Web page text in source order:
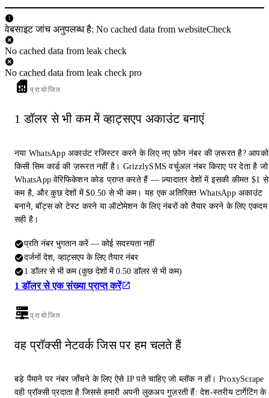
वेबसाइट जांच अनुपलब्ध है: No cached data from websiteCheck
No cached data from leak check
No cached data from leak check pro
प्रायोजित
1 डॉलर से भी कम में व्हाट्सएप अकाउंट बनाएं
नया WhatsApp अकाउंट रजिस्टर करने के लिए नए फ़ोन नंबर की ज़रूरत है? आपको
किसी सिम कार्ड की ज़रूरत नहीं है। GrizzlySMS वर्चुअल नंबर किराए पर देता है जो
WhatsApp वेरिफिकेशन कोड प्राप्त करते हैं — ज़्यादातर देशों में इसकी कीमत $1 से
कम है, और कुछ देशों में $0.50 से भी कम। यह एक अतिरिक्त WhatsApp अकाउंट
बनाने, बॉट्स को टेस्ट करने या ऑटोमेशन के लिए नंबरों को तैयार करने के लिए एकदम
सही है।
प्रति नंबर भुगतान करें — कोई सदस्यता नहीं
दर्जनों देश, व्हाट्सएप के लिए तैयार नंबर
1 डॉलर से भी कम (कुछ देशों में 0.50 डॉलर से भी कम)
1 डॉलर से एक संख्या प्राप्त करें
प्रायोजित
वह प्रॉक्सी नेटवर्क जिस पर हम चलते हैं
बड़े पैमाने पर नंबर जाँचने के लिए ऐसे IP पते चाहिए जो ब्लॉक न हों। ProxyScrape
वही प्रॉक्सी प्रदाता है जिससे हमारी अपनी लुकअप गुज़रती हैं: देश-स्तरीय टार्गेटिंग के